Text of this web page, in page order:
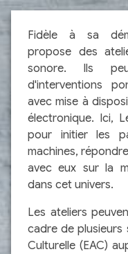
Fidèle à sa
propose des
sonore. Ils
d'interventions
avec mise à
électronique. Ici,
pour initier les
machines,
avec eux sur la
dans cet univers.
Les ateliers
cadre de plusieurs
Culturelle (EAC)